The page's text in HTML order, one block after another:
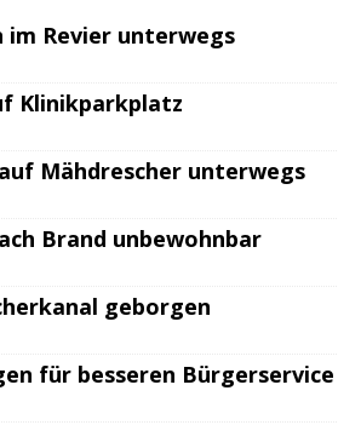
im Revier unterwegs
Klinikparkplatz
Mähdrescher unterwegs
Brand unbewohnbar
geborgen
für besseren Bürgerservice